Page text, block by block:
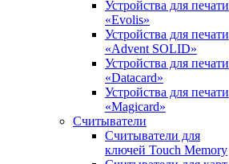
Устройства для печати
«Evolis»
Устройства для печати
«Advent SOLID»
Устройства для печати
«Datacard»
Устройства для печати
«Magicard»
Считыватели
Считыватели для
ключей Touch Memory